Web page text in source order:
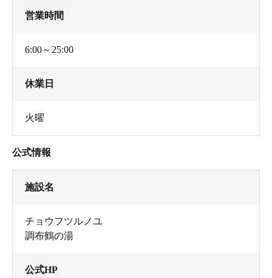
営業時間
6:00～25:00
休業日
火曜
公式情報
施設名
チョウフツルノユ
調布鶴の湯
公式HP